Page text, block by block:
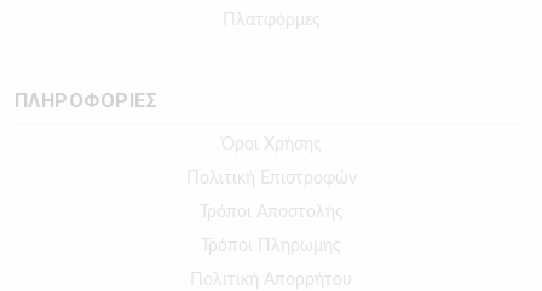
Πλατφόρμες
ΠΛΗΡΟΦΟΡΙΕΣ
Όροι Χρήσης
Πολιτική Επιστροφών
Τρόποι Αποστολής
Τρόποι Πληρωμής
Πολιτική Απορρήτου